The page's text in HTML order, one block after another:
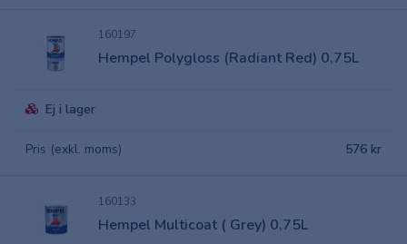
160197
Hempel Polygloss (Radiant Red) 0,75L
Ej i lager
Pris (exkl. moms) 576 kr
160133
Hempel Multicoat ( Grey) 0,75L